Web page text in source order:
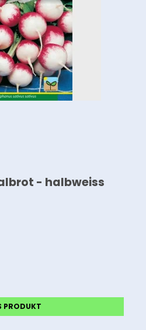
- halbweiss
PRODUKT